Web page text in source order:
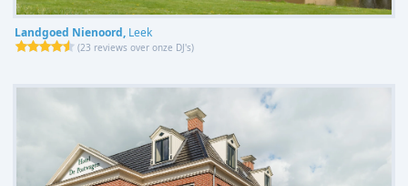
Landgoed Nienoord, Leek
(23 reviews over onze DJ's)